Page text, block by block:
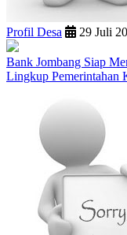
Profil Desa 29 Juli
Bank Jombang Siap
Lingkup Pemerintahan